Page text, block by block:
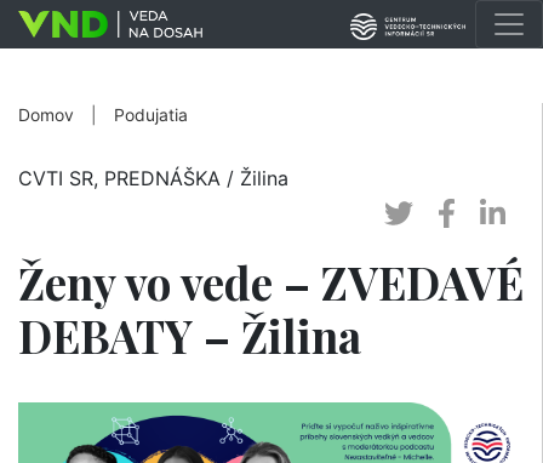
Domov Podujatia
CVTI SR, PREDNÁŠKA / Žilina
Ženy vo vede – ZVEDAVÉ
DEBATY – Žilina